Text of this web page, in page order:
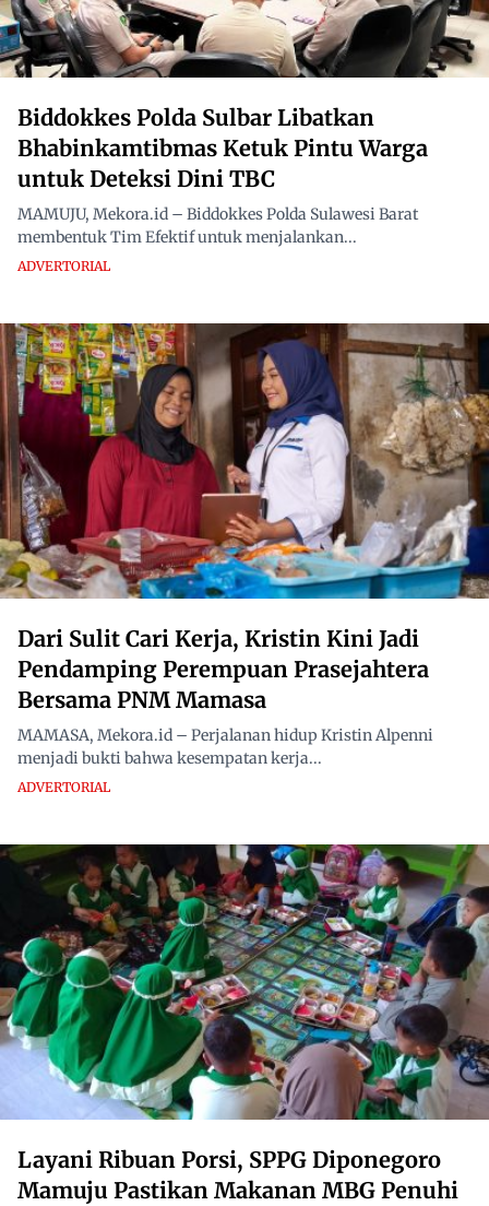
Biddokkes Polda Sulbar Libatkan
Bhabinkamtibmas Ketuk Pintu Warga
untuk Deteksi Dini TBC
MAMUJU, Mekora.id – Biddokkes Polda Sulawesi Barat
membentuk Tim Efektif untuk menjalankan...
ADVERTORIAL
Dari Sulit Cari Kerja, Kristin Kini Jadi
Pendamping Perempuan Prasejahtera
Bersama PNM Mamasa
MAMASA, Mekora.id – Perjalanan hidup Kristin Alpenni
menjadi bukti bahwa kesempatan kerja...
ADVERTORIAL
Layani Ribuan Porsi, SPPG Diponegoro
Mamuju Pastikan Makanan MBG Penuhi